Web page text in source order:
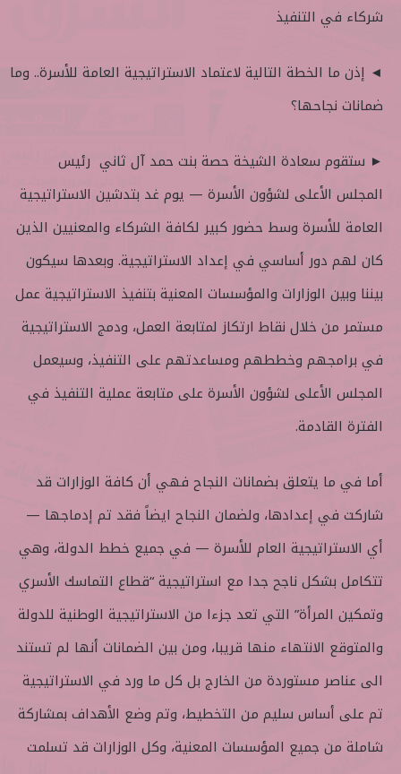
شركاء في التنفيذ
◄ إذن ما الخطة التالية لاعتماد الاستراتيجية العامة للأسرة.. وما
ضمانات نجاحها؟
► ستقوم سعادة الشيخة حصة بنت حمد آل ثاني رئيس
المجلس الأعلى لشؤون الأسرة — يوم غد بتدشين الاستراتيجية
العامة للأسرة وسط حضور كبير لكافة الشركاء والمعنيين الذين
كان لهم دور أساسي في إعداد الاستراتيجية. وبعدها سيكون
بيننا وبين الوزارات والمؤسسات المعنية بتنفيذ الاستراتيجية عمل
مستمر من خلال نقاط ارتكاز لمتابعة العمل، ودمج الاستراتيجية
في برامجهم وخططهم ومساعدتهم على التنفيذ، وسيعمل
المجلس الأعلى لشؤون الأسرة على متابعة عملية التنفيذ في
الفترة القادمة.
أما في ما يتعلق بضمانات النجاح فهي أن كافة الوزارات قد
شاركت في إعدادها، ولضمان النجاح ايضاً فقد تم إدماجها —
أي الاستراتيجية العام للأسرة — في جميع خطط الدولة، وهي
تتكامل بشكل ناجح جدا مع استراتيجية “قطاع التماسك الأسري
وتمكين المرأة” التي تعد جزءا من الاستراتيجية الوطنية للدولة
والمتوقع الانتهاء منها قريبا، ومن بين الضمانات أنها لم تستند
الى عناصر مستوردة من الخارج بل كل ما ورد في الاستراتيجية
تم على أساس سليم من التخطيط، وتم وضع الأهداف بمشاركة
شاملة من جميع المؤسسات المعنية، وكل الوزارات قد تسلمت